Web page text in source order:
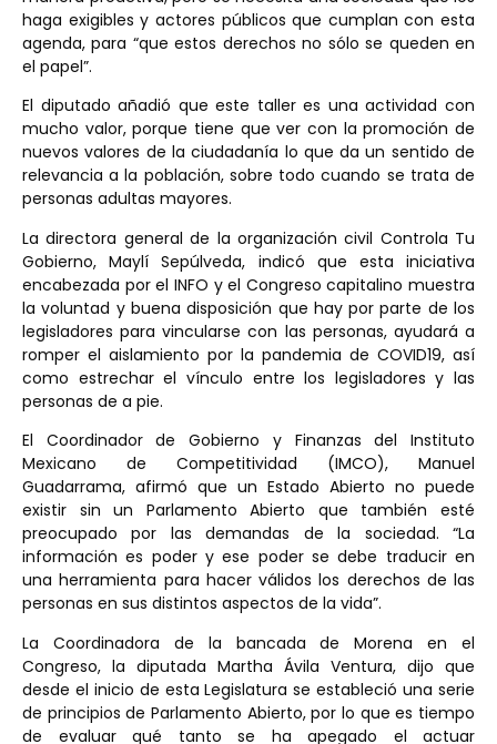
haga exigibles y actores públicos que cumplan con esta
agenda, para “que estos derechos no sólo se queden en
el papel”.
El diputado añadió que este taller es una actividad con
mucho valor, porque tiene que ver con la promoción de
nuevos valores de la ciudadanía lo que da un sentido de
relevancia a la población, sobre todo cuando se trata de
personas adultas mayores.
La directora general de la organización civil Controla Tu
Gobierno, Maylí Sepúlveda, indicó que esta iniciativa
encabezada por el INFO y el Congreso capitalino muestra
la voluntad y buena disposición que hay por parte de los
legisladores para vincularse con las personas, ayudará a
romper el aislamiento por la pandemia de COVID19, así
como estrechar el vínculo entre los legisladores y las
personas de a pie.
El Coordinador de Gobierno y Finanzas del Instituto
Mexicano de Competitividad (IMCO), Manuel
Guadarrama, afirmó que un Estado Abierto no puede
existir sin un Parlamento Abierto que también esté
preocupado por las demandas de la sociedad. “La
información es poder y ese poder se debe traducir en
una herramienta para hacer válidos los derechos de las
personas en sus distintos aspectos de la vida”.
La Coordinadora de la bancada de Morena en el
Congreso, la diputada Martha Ávila Ventura, dijo que
desde el inicio de esta Legislatura se estableció una serie
de principios de Parlamento Abierto, por lo que es tiempo
de evaluar qué tanto se ha apegado el actuar